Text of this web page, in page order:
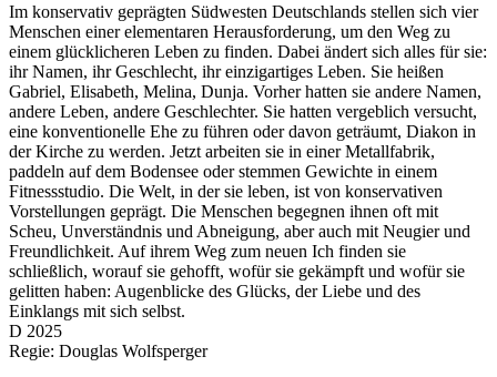
Im konservativ geprägten Südwesten Deutschlands stellen sich vier
Menschen einer elementaren Herausforderung, um den Weg zu
einem glücklicheren Leben zu finden. Dabei ändert sich alles für sie:
ihr Namen, ihr Geschlecht, ihr einzigartiges Leben. Sie heißen
Gabriel, Elisabeth, Melina, Dunja. Vorher hatten sie andere Namen,
andere Leben, andere Geschlechter. Sie hatten vergeblich versucht,
eine konventionelle Ehe zu führen oder davon geträumt, Diakon in
der Kirche zu werden. Jetzt arbeiten sie in einer Metallfabrik,
paddeln auf dem Bodensee oder stemmen Gewichte in einem
Fitnessstudio. Die Welt, in der sie leben, ist von konservativen
Vorstellungen geprägt. Die Menschen begegnen ihnen oft mit
Scheu, Unverständnis und Abneigung, aber auch mit Neugier und
Freundlichkeit. Auf ihrem Weg zum neuen Ich finden sie
schließlich, worauf sie gehofft, wofür sie gekämpft und wofür sie
gelitten haben: Augenblicke des Glücks, der Liebe und des
Einklangs mit sich selbst.
D 2025
Regie: Douglas Wolfsperger